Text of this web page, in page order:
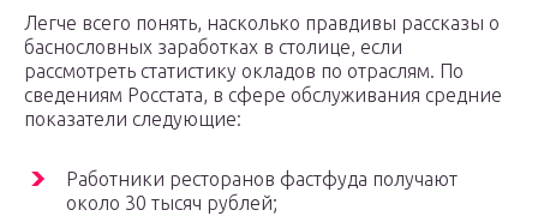
Легче всего понять, насколько правдивы рассказы о
баснословных заработках в столице, если
рассмотреть статистику окладов по отраслям. По
сведениям Росстата, в сфере обслуживания средние
показатели следующие:
Работники ресторанов фастфуда получают
около 30 тысяч рублей;